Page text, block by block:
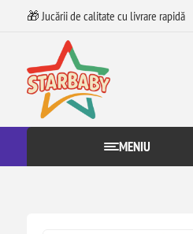
🎁 Jucării de calitate cu livrare rapidă
MENIU